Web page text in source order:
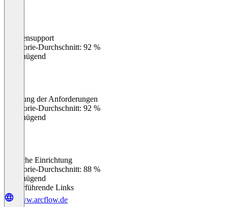
Kundensupport
Kategorie-Durchschnitt: 92 %
Ungenügend
Erfüllung der Anforderungen
Kategorie-Durchschnitt: 92 %
Ungenügend
Einfache Einrichtung
Kategorie-Durchschnitt: 88 %
Ungenügend
Weiterführende Links
www.arcflow.de